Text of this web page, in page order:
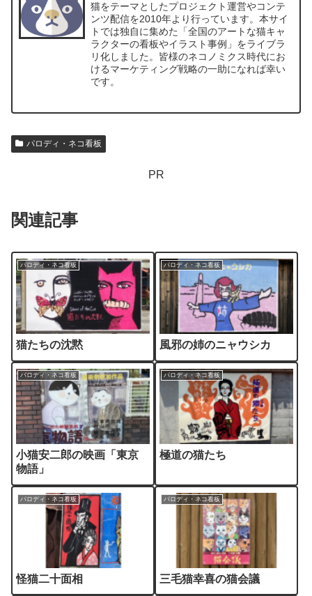
猫をテーマとしたプロジェクト運営やコンテ
ンツ配信を2010年より行っています。本サイ
トでは独自に集めた「全国のアートな猫キャ
ラクターの看板やイラスト事例」をライブラ
リ化しました。皆様のネコノミクス時代にお
けるマーケティング戦略の一助になれば幸い
です。
パロディ・ネコ看板
PR
関連記事
パロディ・ネコ看板
猫たちの沈黙
パロディ・ネコ看板
風邪の姉のニャウシカ
パロディ・ネコ看板
小猫安二郎の映画「東京
物語」
パロディ・ネコ看板
極道の猫たち
パロディ・ネコ看板
怪猫二十面相
パロディ・ネコ看板
三毛猫幸喜の猫会議